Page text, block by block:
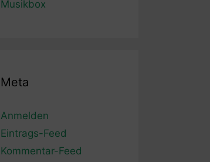
Musikbox
Meta
Anmelden
Eintrags-Feed
Kommentar-Feed